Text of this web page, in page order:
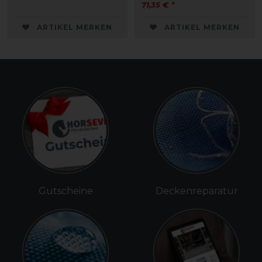
ARTIKEL MERKEN
71,35 € *
ARTIKEL MERKEN
Gutscheine Deckenreparatur